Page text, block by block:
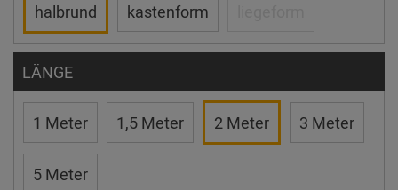
halbrund kastenform
LÄNGE
1 Meter 1,5 Meter 2 Meter 3 Meter
5 Meter